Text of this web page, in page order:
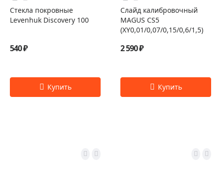
Стекла покровные
Levenhuk Discovery 100
540 ₽
Слайд калибровочный
MAGUS CS5
(XY0,01/0,07/0,15/0,6/1,5)
2 590 ₽